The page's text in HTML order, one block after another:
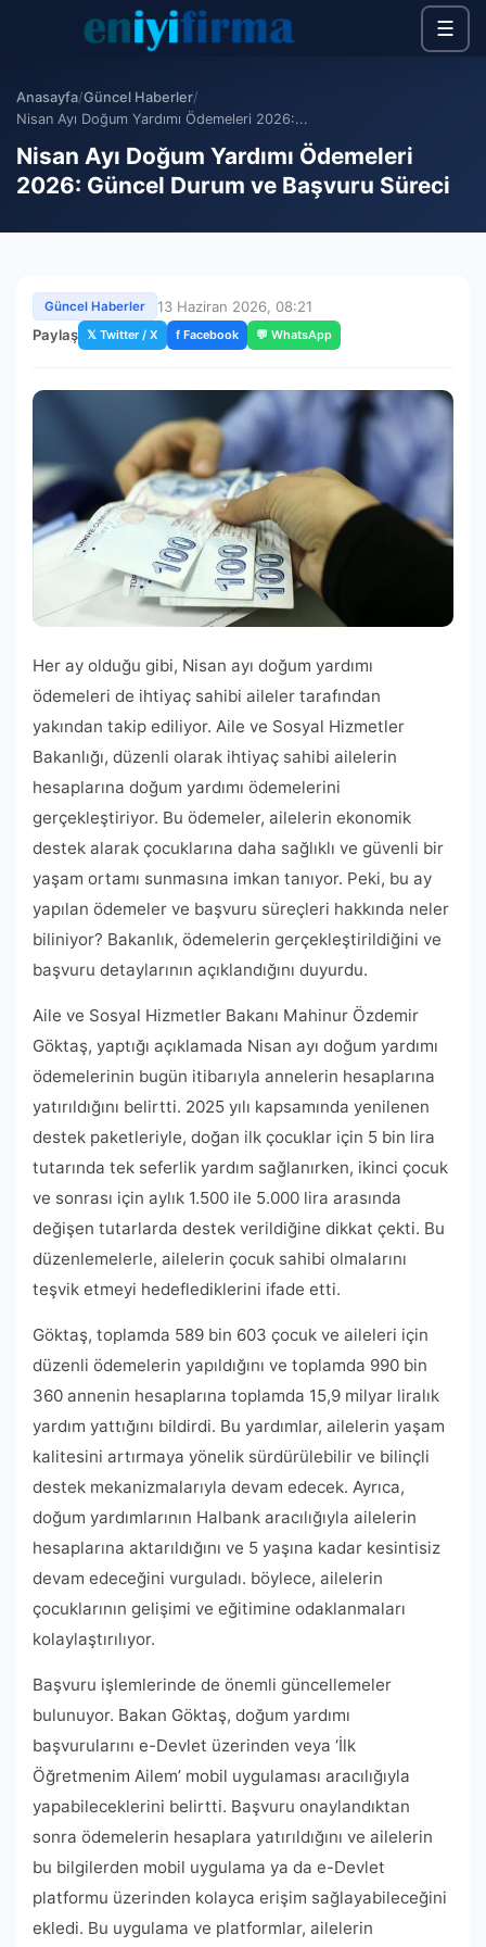
☰
Anasayfa/Güncel Haberler/
Nisan Ayı Doğum Yardımı Ödemeleri 2026:...
Nisan Ayı Doğum Yardımı Ödemeleri
2026: Güncel Durum ve Başvuru Süreci
Güncel Haberler
13 Haziran 2026, 08:21
Paylaş 𝕏 Twitter / X f Facebook 💬 WhatsApp
Her ay olduğu gibi, Nisan ayı doğum yardımı
ödemeleri de ihtiyaç sahibi aileler tarafından
yakından takip ediliyor. Aile ve Sosyal Hizmetler
Bakanlığı, düzenli olarak ihtiyaç sahibi ailelerin
hesaplarına doğum yardımı ödemelerini
gerçekleştiriyor. Bu ödemeler, ailelerin ekonomik
destek alarak çocuklarına daha sağlıklı ve güvenli bir
yaşam ortamı sunmasına imkan tanıyor. Peki, bu ay
yapılan ödemeler ve başvuru süreçleri hakkında neler
biliniyor? Bakanlık, ödemelerin gerçekleştirildiğini ve
başvuru detaylarının açıklandığını duyurdu.
Aile ve Sosyal Hizmetler Bakanı Mahinur Özdemir
Göktaş, yaptığı açıklamada Nisan ayı doğum yardımı
ödemelerinin bugün itibarıyla annelerin hesaplarına
yatırıldığını belirtti. 2025 yılı kapsamında yenilenen
destek paketleriyle, doğan ilk çocuklar için 5 bin lira
tutarında tek seferlik yardım sağlanırken, ikinci çocuk
ve sonrası için aylık 1.500 ile 5.000 lira arasında
değişen tutarlarda destek verildiğine dikkat çekti. Bu
düzenlemelerle, ailelerin çocuk sahibi olmalarını
teşvik etmeyi hedeflediklerini ifade etti.
Göktaş, toplamda 589 bin 603 çocuk ve aileleri için
düzenli ödemelerin yapıldığını ve toplamda 990 bin
360 annenin hesaplarına toplamda 15,9 milyar liralık
yardım yattığını bildirdi. Bu yardımlar, ailelerin yaşam
kalitesini artırmaya yönelik sürdürülebilir ve bilinçli
destek mekanizmalarıyla devam edecek. Ayrıca,
doğum yardımlarının Halbank aracılığıyla ailelerin
hesaplarına aktarıldığını ve 5 yaşına kadar kesintisiz
devam edeceğini vurguladı. böylece, ailelerin
çocuklarının gelişimi ve eğitimine odaklanmaları
kolaylaştırılıyor.
Başvuru işlemlerinde de önemli güncellemeler
bulunuyor. Bakan Göktaş, doğum yardımı
başvurularını e-Devlet üzerinden veya ‘İlk
Öğretmenim Ailem’ mobil uygulaması aracılığıyla
yapabileceklerini belirtti. Başvuru onaylandıktan
sonra ödemelerin hesaplara yatırıldığını ve ailelerin
bu bilgilerden mobil uygulama ya da e-Devlet
platformu üzerinden kolayca erişim sağlayabileceğini
ekledi. Bu uygulama ve platformlar, ailelerin